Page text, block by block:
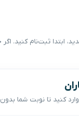
ابتدا ثبت‌نام کنید.
وارد کنید تا نوبت شما